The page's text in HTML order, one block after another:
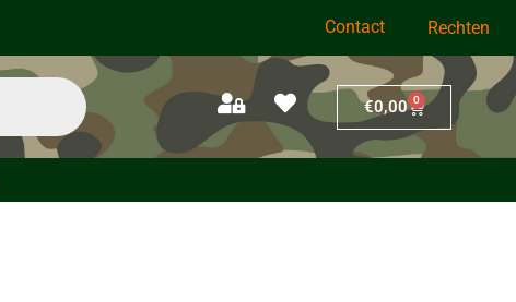
Contact Rechten
€0,00 0